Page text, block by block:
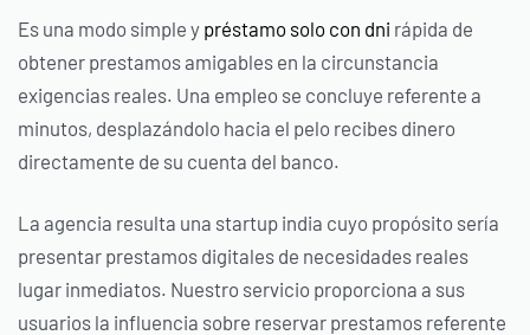
Es una modo simple y préstamo solo con dni rápida de
obtener prestamos amigables en la circunstancia
exigencias reales. Una empleo se concluye referente a
minutos, desplazándolo hacia el pelo recibes dinero
directamente de su cuenta del banco.
La agencia resulta una startup india cuyo propósito serí­a
presentar prestamos digitales de necesidades reales
lugar inmediatos. Nuestro servicio proporciona a sus
usuarios la influencia sobre reservar prestamos referente